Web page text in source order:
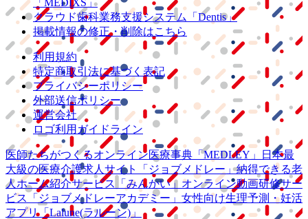
クラウド歯科業務支援システム
「Dentis」
掲載情報の修正・削除はこちら
利用規約
特定商取引法に基づく表記
プライバシーポリシー
外部送信ポリシー
運営会社
ロゴ利用ガイドライン
医師たちがつくるオンライン医療事典 「MEDLEY」
日本最
大級の医療介護求人サイト 「ジョブメドレー」納得できる老
人ホーム紹介サービス
「みんかい」 オンライン動画研修サー
ビス
「ジョブメドレーアカデミー」 女性向け生理予測・妊活
アプリ「Lalune(ラルーン)」